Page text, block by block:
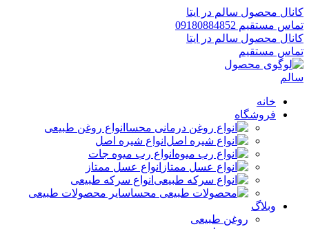
کانال محصول سالم در ایتا
تماس مستقیم 09180884852
کانال محصول سالم در ایتا
تماس مستقیم
خانه
فروشگاه
انواع روغن طبیعی
انواع شیره اصل
انواع رب میوه جات
انواع عسل ممتاز
انواع سرکه طبیعی
سایر محصولات طبیعی
وبلاگ
روغن طبیعی